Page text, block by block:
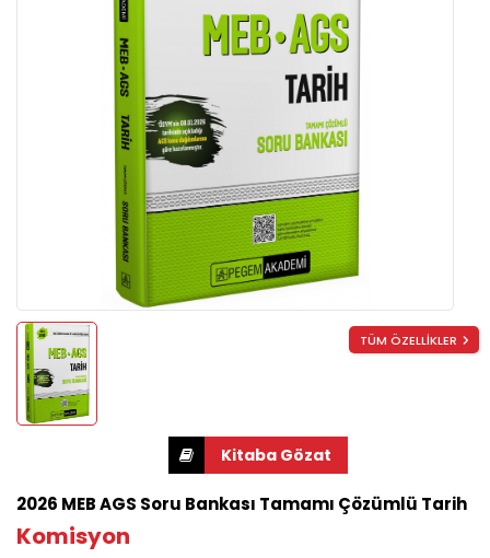
TÜM ÖZELLİKLER
2026 MEB AGS Soru Bankası Tamamı Çözümlü Tarih
Komisyon